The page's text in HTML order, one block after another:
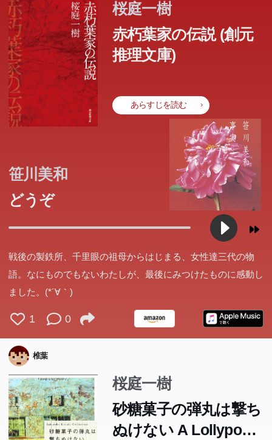
桜庭一樹
赤朽葉家の伝説 (創元
推理文庫)
あらすじを読む
笹川美和
どうぞ
戦後の製鉄所、千里眼の祖母からはじまる、女性達三代の物
語。なにものでもないわたしが、最後にみつけたものに感動し
ました。(*´∀｀)
1 0
椎葉
桜庭一樹
砂糖菓子の弾丸は撃ち
ぬけない A Lollypop